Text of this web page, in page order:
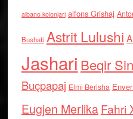
albano kolonjari alfons Grishaj
Bushati Astrit Lulushi
Jashari Beqir
Buçpapaj Elmi Berisha
Eugjen MerlikaFahri